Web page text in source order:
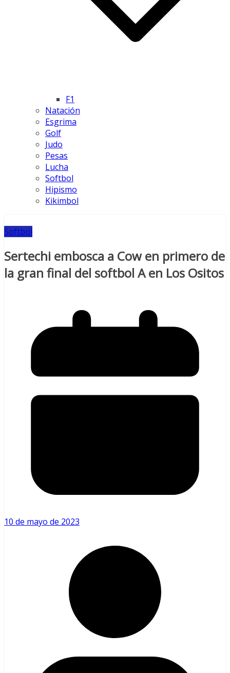
F1
Natación
Esgrima
Golf
Judo
Pesas
Lucha
Softbol
Hipismo
Kikimbol
Softbol
Sertechi embosca a Cow en primero de
la gran final del softbol A en Los Ositos
10 de mayo de 2023